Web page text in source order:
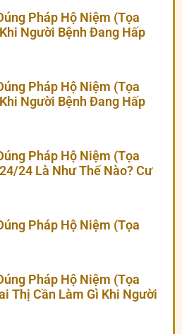
Pháp Hộ Niệm (Tọa
Người Bệnh Đang Hấp
Pháp Hộ Niệm (Tọa
Người Bệnh Đang Hấp
Pháp Hộ Niệm (Tọa
24 Là Như Thế Nào? Cư
Pháp Hộ Niệm (Tọa
Pháp Hộ Niệm (Tọa
Thị Cần Làm Gì Khi Người